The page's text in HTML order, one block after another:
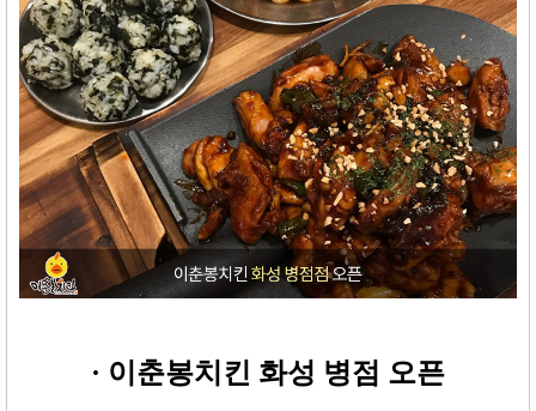
· 이춘봉치킨 화성 병점 오픈